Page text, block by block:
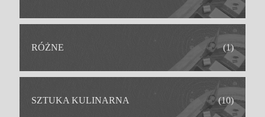
RÓŻNE (1)
SZTUKA KULINARNA (10)